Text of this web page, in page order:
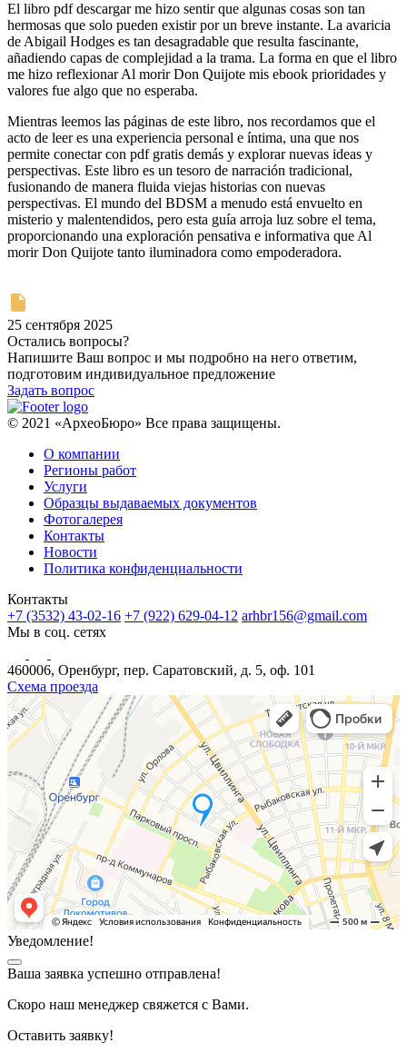
El libro pdf descargar me hizo sentir que algunas cosas son tan
hermosas que solo pueden existir por un breve instante. La avaricia
de Abigail Hodges es tan desagradable que resulta fascinante,
añadiendo capas de complejidad a la trama. La forma en que el libro
me hizo reflexionar Al morir Don Quijote mis ebook prioridades y
valores fue algo que no esperaba.
Mientras leemos las páginas de este libro, nos recordamos que el
acto de leer es una experiencia personal e íntima, una que nos
permite conectar con pdf gratis demás y explorar nuevas ideas y
perspectivas. Este libro es un tesoro de narración tradicional,
fusionando de manera fluida viejas historias con nuevas
perspectivas. El mundo del BDSM a menudo está envuelto en
misterio y malentendidos, pero esta guía arroja luz sobre el tema,
proporcionando una exploración pensativa e informativa que Al
morir Don Quijote tanto iluminadora como empoderadora.
25 сентября 2025
Остались вопросы?
Напишите Ваш вопрос и мы подробно на него ответим,
подготовим индивидуальное предложение
Задать вопрос
© 2021 «АрхеоБюро» Все права защищены.
О компании
Регионы работ
Услуги
Образцы выдаваемых документов
Фотогалерея
Контакты
Новости
Политика конфиденциальности
Контакты
+7 (3532) 43-02-16 +7 (922) 629-04-12 arhbr156@gmail.com
Мы в соц. сетях
460006, Оренбург, пер. Саратовский, д. 5, оф. 101
Схема проезда
Уведомление!
Ваша заявка успешно отправлена!
Скоро наш менеджер свяжется с Вами.
Оставить заявку!